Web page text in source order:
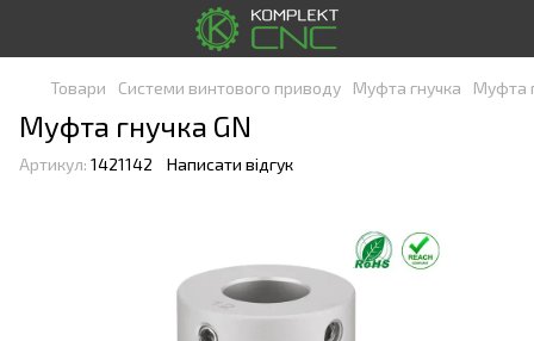
Товари Системи винтового приводу Муфта гнучка Муфта
Муфта гнучка GN
Артикул: 1421142 Написати відгук